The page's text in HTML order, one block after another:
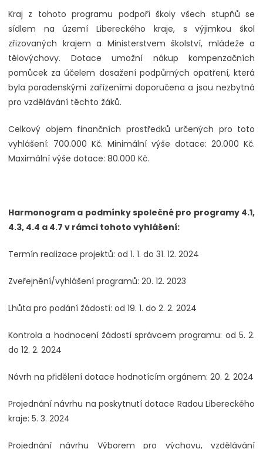
Kraj z tohoto programu podpoří školy všech stupňů se
sídlem na území Libereckého kraje, s výjimkou škol
zřizovaných krajem a Ministerstvem školství, mládeže a
tělovýchovy. Dotace umožní nákup kompenzačních
pomůcek za účelem dosažení podpůrných opatření, která
byla poradenskými zařízeními doporučena a jsou nezbytná
pro vzdělávání těchto žáků.
Celkový objem finančních prostředků určených pro toto
vyhlášení: 700.000 Kč. Minimální výše dotace: 20.000 Kč.
Maximální výše dotace: 80.000 Kč.
Harmonogram a podmínky společné pro programy 4.1,
4.3, 4.4 a 4.7 v rámci tohoto vyhlášení:
Termín realizace projektů: od 1. 1. do 31. 12. 2024
Zveřejnění/vyhlášení programů: 20. 12. 2023
Lhůta pro podání žádostí: od 19. 1. do 2. 2. 2024
Kontrola a hodnocení žádostí správcem programu: od 5. 2.
do 12. 2. 2024
Návrh na přidělení dotace hodnotícím orgánem: 20. 2. 2024
Projednání návrhu na poskytnutí dotace Radou Libereckého
kraje: 5. 3. 2024
Projednání návrhu Výborem pro výchovu, vzdělávání